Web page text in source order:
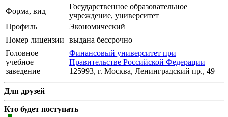
Форма, вид
Государственное образовательное
учреждение, университет
Профиль
Экономический
Номер лицензии
выдана бессрочно
Головное
учебное
заведение
Финансовый университет при
Правительстве Российской Федерации
125993, г. Москва, Ленинградский пр., 49
Для друзей
Кто будет поступать